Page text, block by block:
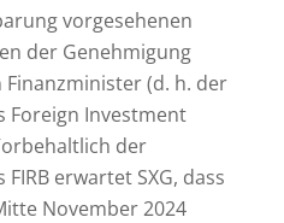
vorgesehenen
der Genehmigung
(d. h. der
Foreign Investment
der
erwartet SXG, dass
November 2024